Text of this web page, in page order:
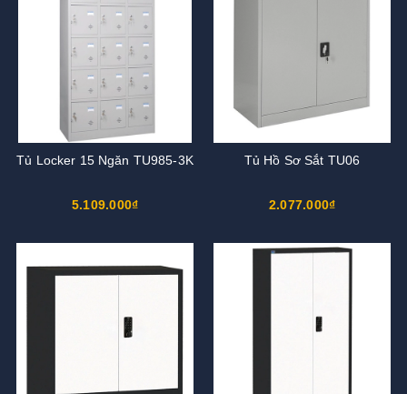
Tủ Locker 15 Ngăn TU985-3K
5.109.000₫
Tủ Hồ Sơ Sắt TU06
2.077.000₫